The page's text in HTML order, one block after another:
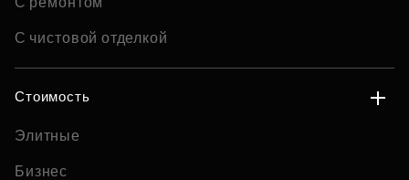
С чистовой отделкой
Стоимость
Элитные
Бизнес